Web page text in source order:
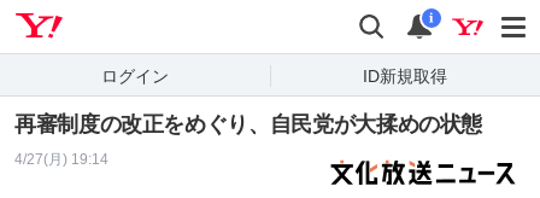
検索 通知
i
ログイン ID新規取得
再審制度の改正をめぐり、自民党が大揉めの状態
4/27(月) 19:14